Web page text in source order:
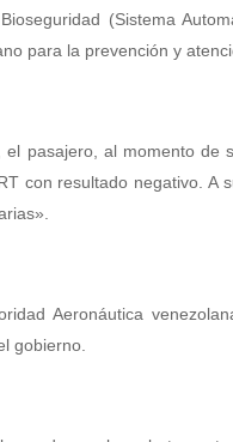
(Sistema
para la prevención y
el pasajero, al momento de
con resultado negativo. A
Aeronáutica
gobierno.